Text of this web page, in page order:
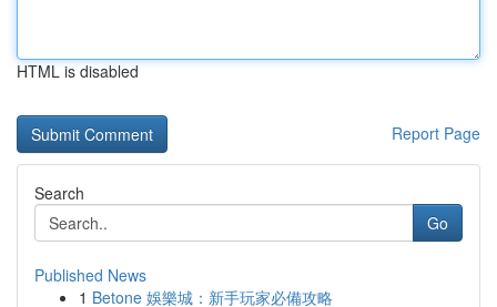
HTML is disabled
Report Page
Search
Go
Published News
1 Betone 娛樂城：新手玩家必備攻略